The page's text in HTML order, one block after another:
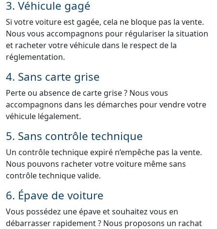
3. Véhicule gagé
Si votre voiture est gagée, cela ne bloque pas la vente.
Nous vous accompagnons pour régulariser la situation
et racheter votre véhicule dans le respect de la
réglementation.
4. Sans carte grise
Perte ou absence de carte grise ? Nous vous
accompagnons dans les démarches pour vendre votre
véhicule légalement.
5. Sans contrôle technique
Un contrôle technique expiré n’empêche pas la vente.
Nous pouvons racheter votre voiture même sans
contrôle technique valide.
6. Épave de voiture
Vous possédez une épave et souhaitez vous en
débarrasser rapidement ? Nous proposons un rachat